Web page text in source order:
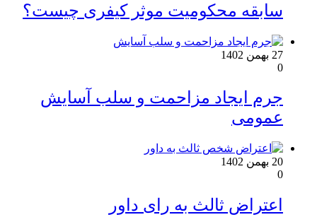
سابقه محکومیت موثر کیفری چیست؟
27 بهمن 1402
0
جرم ایجاد مزاحمت و سلب آسایش
عمومی
20 بهمن 1402
0
اعتراض ثالث به رای داور